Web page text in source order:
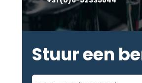
Stuur een
Voor-